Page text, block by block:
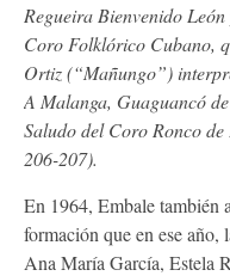
Regueira Bienvenido
Coro Folklórico Cubano,
Ortiz (“Mañungo”)
A Malanga, Guaguancó
Saludo del Coro Ronco
206-207).
En 1964, Embale
formación que en ese año,
Ana María García, Estela